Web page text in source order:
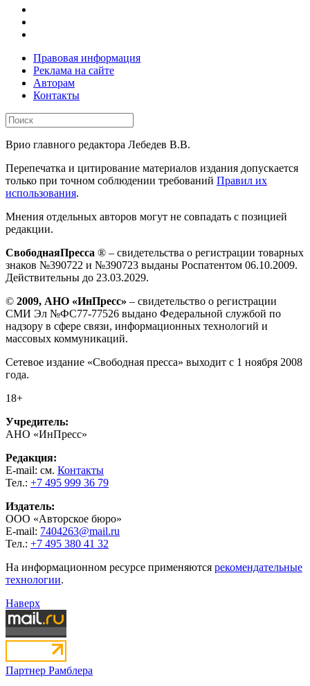
Правовая информация
Реклама на сайте
Авторам
Контакты
Врио главного редактора Лебедев В.В.
Перепечатка и цитирование материалов издания допускается
только при точном соблюдении требований Правил их
использования.
Мнения отдельных авторов могут не совпадать с позицией
редакции.
СвободнаяПресса ® – свидетельства о регистрации товарных
знаков №390722 и №390723 выданы Роспатентом 06.10.2009.
Действительны до 23.03.2029.
© 2009, АНО «ИнПресс» – свидетельство о регистрации
СМИ Эл №ФС77-77526 выдано Федеральной службой по
надзору в сфере связи, информационных технологий и
массовых коммуникаций.
Сетевое издание «Свободная пресса» выходит с 1 ноября 2008
года.
18+
Учредитель:
АНО «ИнПресс»
Редакция:
E-mail: см. Контакты
Тел.: +7 495 999 36 79
Издатель:
ООО «Авторское бюро»
E-mail: 7404263@mail.ru
Тел.: +7 495 380 41 32
На информационном ресурсе применяются рекомендательные
технологии.
Наверх
Партнер Рамблера